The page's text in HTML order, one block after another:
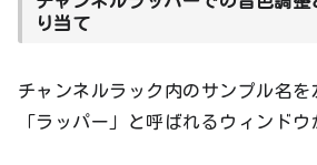
り当て
チャンネルラック内のサンプル名を
「ラッパー」と呼ばれるウィンドウ